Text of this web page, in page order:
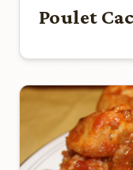
Poulet